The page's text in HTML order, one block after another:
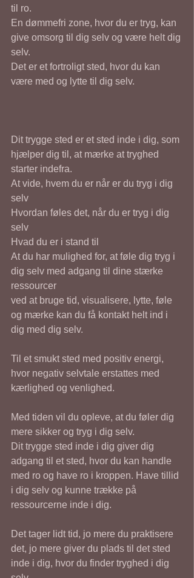
til ro.
En dømmefri zone, hvor du er tryg, kan
give omsorg til dig selv og være helt dig
selv.
Det er et fortroligt sted, hvor du kan
være med og lytte til dig selv.
Dit trygge sted er et sted inde i dig, som
hjælper dig til, at mærke at tryghed
starter indefra.
At vide, hvem du er når er du tryg i dig
selv
Hvordan føles det, når du er tryg i dig
selv
Hvad du er i stand til
At du har mulighed for, at føle dig tryg i
dig selv med adgang til dine stærke
ressourcer
ved at bruge tid, visualisere, lytte, føle
og mærke kan du få kontakt helt ind i
dig med dig selv.
Til et smukt sted med positiv energi,
hvor negativ selvtale erstattes med
kærlighed og venlighed.
Med tiden vil du opleve, at du føler dig
mere sikker og tryg i dig selv.
Dit trygge sted inde i dig giver dig
adgang til et sted, hvor du kan handle
med ro og have ro i kroppen. Have tillid
i dig selv og kunne trække på
ressourcerne inde i dig.
Det tager lidt tid, jo mere du praktisere
det, jo mere giver du plads til det sted
inde i dig, hvor du finder tryghed i dig